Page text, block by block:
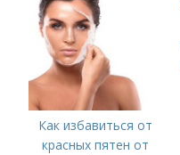
на 100 грам. 2020
Как избавиться от
красных пятен от